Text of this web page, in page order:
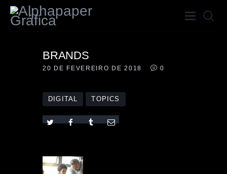
HOME
A GRÁFICA
SERVIÇOS
PORTFÓLIO
CONTATO
BRANDS
20 DE FEVEREIRO DE 2018 0
DIGITAL TOPICS